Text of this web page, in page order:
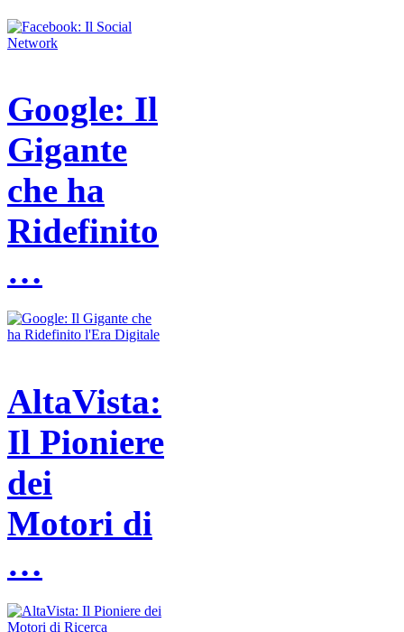
Google: Il
Gigante
che ha
Ridefinito
…
AltaVista:
Il Pioniere
dei
Motori di
…